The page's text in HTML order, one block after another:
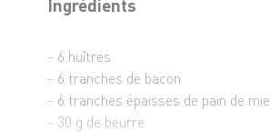
Ingrédients
- 6 huîtres
- 6 tranches de bacon
- 6 tranches épaisses de pain de mie
- 30 g de beurre